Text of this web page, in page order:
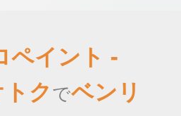
ペイント -
クでベンリ